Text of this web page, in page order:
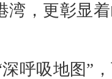
湾，更彰显
呼吸地图”